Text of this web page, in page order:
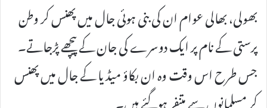
بھولی، بھالی عوام ان کی بنی ہوئی جال میں پھنس کر وطن
پرستی کے نام پر ایک دوسرے کی جان کے پیچھے پڑجاتے۔
جس طرح اس وقت وہ ان بکاؤ میڈیا کے جال میں پھنس
کر مسلمانوں سے متنفر ہوگئے ہیں۔